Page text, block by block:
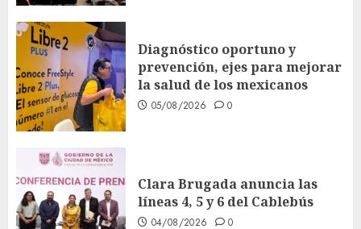
Diagnóstico oportuno y
prevención, ejes para mejorar
la salud de los mexicanos
05/08/2026 0
Clara Brugada anuncia las
líneas 4, 5 y 6 del Cablebús
04/08/2026 0